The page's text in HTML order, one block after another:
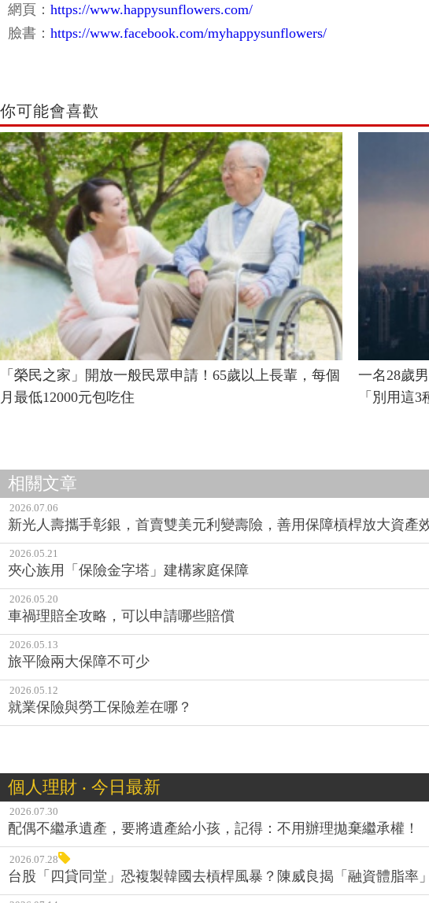
網頁： https://www.happysunflowers.com/
臉書： https://www.facebook.com/myhappysunflowers/
你可能會喜歡
「榮民之家」開放一般民眾申請！65歲以上長輩，每個
月最低12000元包吃住
一名28歲
「別用這3
相關文章
2026.07.06
新光人壽攜手彰銀，首賣雙美元利變壽險，善用保障槓桿放大資產
2026.05.21
夾心族用「保險金字塔」建構家庭保障
2026.05.20
車禍理賠全攻略，可以申請哪些賠償
2026.05.13
旅平險兩大保障不可少
2026.05.12
就業保險與勞工保險差在哪？
個人理財 ‧ 今日最新
2026.07.30
配偶不繼承遺產，要將遺產給小孩，記得：不用辦理拋棄繼承權！
2026.07.28
台股「四貸同堂」恐複製韓國去槓桿風暴？陳威良揭「融資體脂率